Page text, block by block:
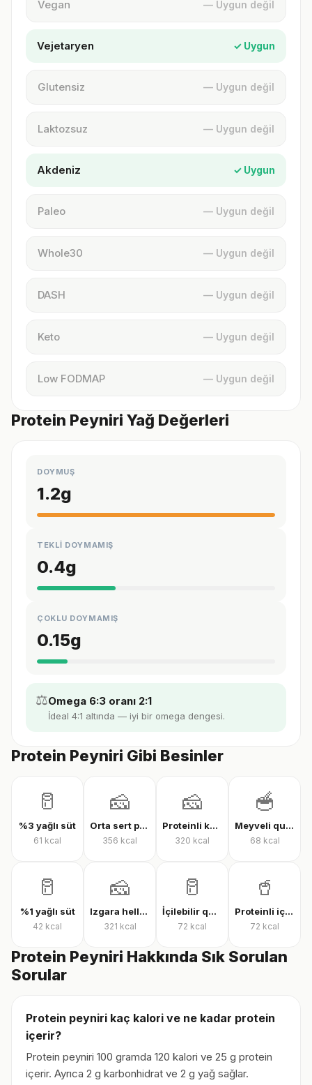
Vegan — Uygun değil
Vejetaryen ✓ Uygun
Glutensiz — Uygun değil
Laktozsuz — Uygun değil
Akdeniz ✓ Uygun
Paleo — Uygun değil
Whole30 — Uygun değil
DASH — Uygun değil
Keto — Uygun değil
Low FODMAP — Uygun değil
Protein Peyniri Yağ Değerleri
DOYMUŞ
1.2g
TEKLİ DOYMAMIŞ
0.4g
ÇOKLU DOYMAMIŞ
0.15g
⚖️Omega 6:3 oranı 2:1
İdeal 4:1 altında — iyi bir omega dengesi.
Protein Peyniri Gibi Besinler
🥛
%3 yağlı süt
61 kcal
🧀
Orta sert peynir
356 kcal
🧀
Proteinli kaşar peyniri
320 kcal
🥣
Meyveli quark yoğurt
68 kcal
🥛
%1 yağlı süt
42 kcal
🧀
Izgara hellim
321 kcal
🥛
İçilebilir quark
72 kcal
🥤
Proteinli içilebilir quark
72 kcal
Protein Peyniri Hakkında Sık Sorulan
Sorular
Protein peyniri kaç kalori ve ne kadar protein
içerir?
Protein peyniri 100 gramda 120 kalori ve 25 g protein
içerir. Ayrıca 2 g karbonhidrat ve 2 g yağ sağlar.